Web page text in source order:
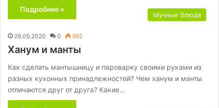
Подробнее »
Мучные блюда
29.05.2020 0 662
Ханум и манты
Как сделать мантышницу и пароварку своими руками из
разных кухонных принадлежностей? Чем ханум и манты
отличаются друг от друга? Какие…